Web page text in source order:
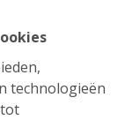
technologieën